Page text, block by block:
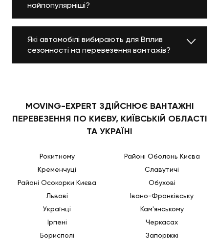
найпопулярніші?
Які автомобілі вибирають для Вплив
сезонності на перевезення вантажів?
MOVING-EXPERT ЗДІЙСНЮЄ ВАНТАЖНІ
ПЕРЕВЕЗЕННЯ ПО КИЄВУ, КИЇВСЬКІЙ ОБЛАСТІ
ТА УКРАЇНІ
Рокитному
Кременчуці
Районі Осокорки Києва
Львові
Українці
Ірпені
Борисполі
Районі Оболонь Києва
Славутичі
Обухові
Івано-Франківську
Кам'янському
Черкасах
Запоріжжі